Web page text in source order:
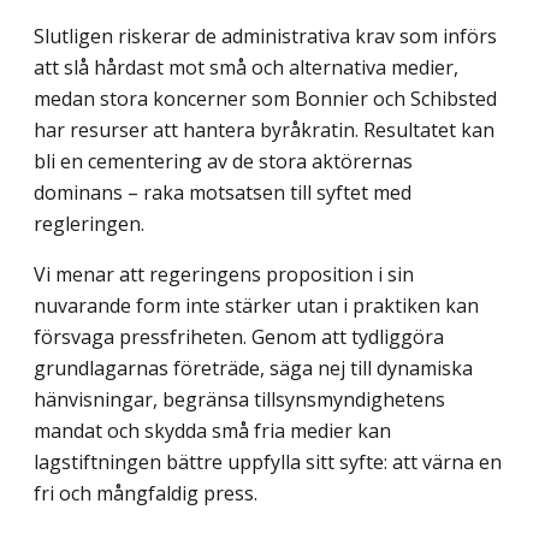
Slutligen riskerar de administrativa krav som införs
att slå hårdast mot små och alternativa medier,
medan stora koncerner som Bonnier och Schibsted
har resurser att hantera byråkratin. Resultatet kan
bli en cementering av de stora aktörernas
dominans – raka motsatsen till syftet med
regleringen.
Vi menar att regeringens proposition i sin
nuvarande form inte stärker utan i praktiken kan
försvaga pressfriheten. Genom att tydliggöra
grundlagarnas företräde, säga nej till dynamiska
hänvisningar, begränsa tillsynsmyndighetens
mandat och skydda små fria medier kan
lagstiftningen bättre uppfylla sitt syfte: att värna en
fri och mång­faldig press.